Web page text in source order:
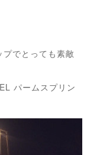
でとっても素敵
パームスプリン